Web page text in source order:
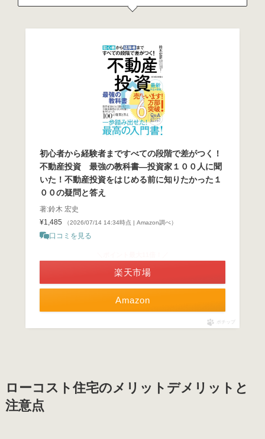
初心者から経験者まですべての段階で差がつく！
不動産投資 最強の教科書―投資家１００人に聞
いた！不動産投資をはじめる前に知りたかった１
００の疑問と答え
著:鈴木 宏史
¥1,485
（2026/07/14 14:34時点 | Amazon調べ）
口コミを見る
Amazon
楽天市場
ポチップ
ローコスト住宅のメリットデメリットと
注意点